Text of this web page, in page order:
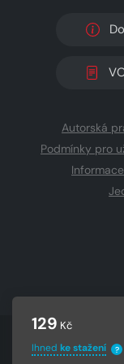
129 Kč
Ihned ke stažení ?
Autorská
Podmínky pro